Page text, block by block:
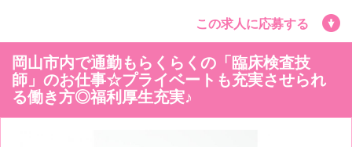
この求人に応募する
岡山市内で通勤もらくらくの「臨床検査技
師」のお仕事☆プライベートも充実させられ
る働き方◎福利厚生充実♪